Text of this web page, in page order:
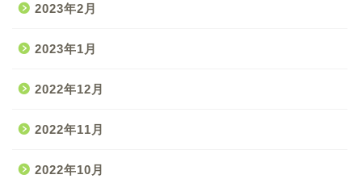
2023年2月
2023年1月
2022年12月
2022年11月
2022年10月